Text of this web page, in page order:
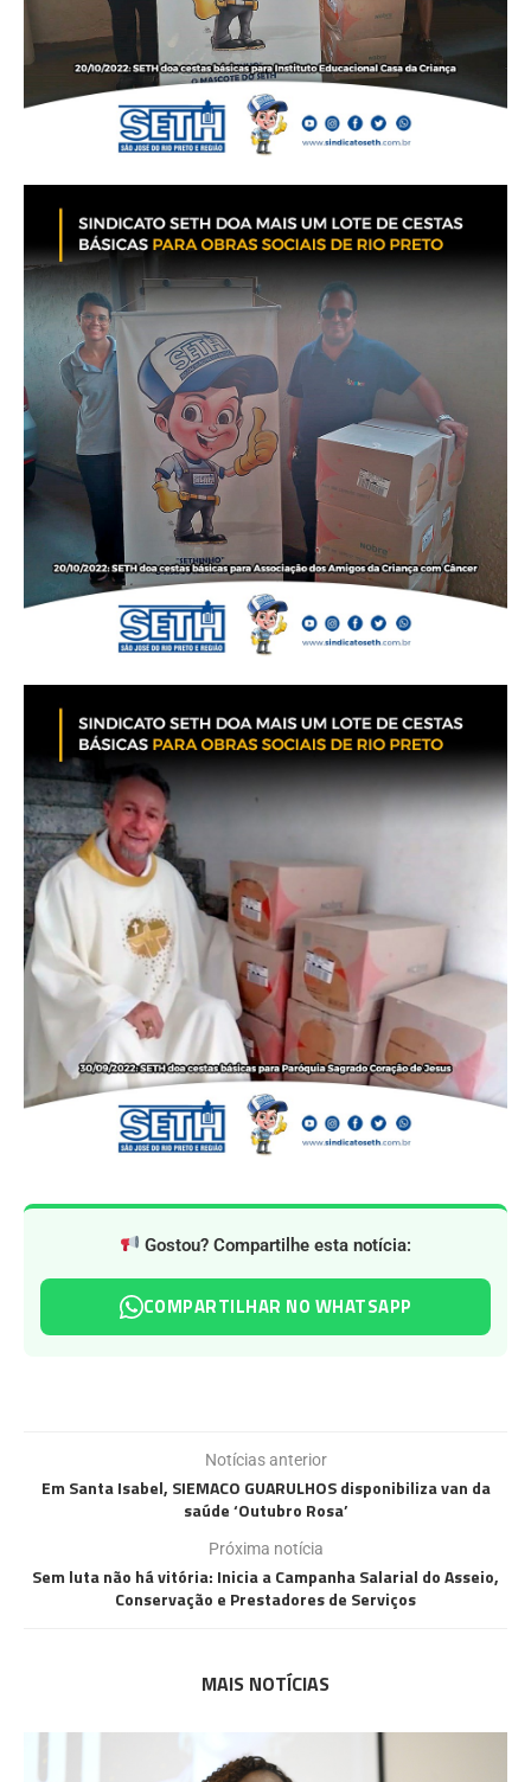
Gostou? Compartilhe esta notícia:
COMPARTILHAR NO WHATSAPP
Notícias anterior
Em Santa Isabel, SIEMACO GUARULHOS disponibiliza van da
saúde ‘Outubro Rosa’
Próxima notícia
Sem luta não há vitória: Inicia a Campanha Salarial do Asseio,
Conservação e Prestadores de Serviços
MAIS NOTÍCIAS